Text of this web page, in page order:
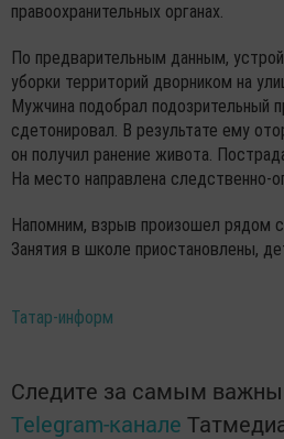
правоохранительных органах.
По предварительным данным,
уборки территорий дворником на
Мужчина подобрал подозрительный
сдетонировал. В результате ему
он получил ранение живота.
На место направлена следственно-
Напомним, взрыв произошел рядом с
Занятия в школе приостановлены,
Татар-информ
Следите за самым
Telegram-канале